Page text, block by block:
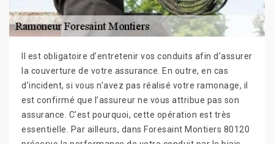
Il est obligatoire d’entretenir vos conduits afin d’assurer
la couverture de votre assurance. En outre, en cas
d’incident, si vous n’avez pas réalisé votre ramonage, il
est confirmé que l’assureur ne vous attribue pas son
assurance. C’est pourquoi, cette opération est très
essentielle. Par ailleurs, dans Foresaint Montiers 80120